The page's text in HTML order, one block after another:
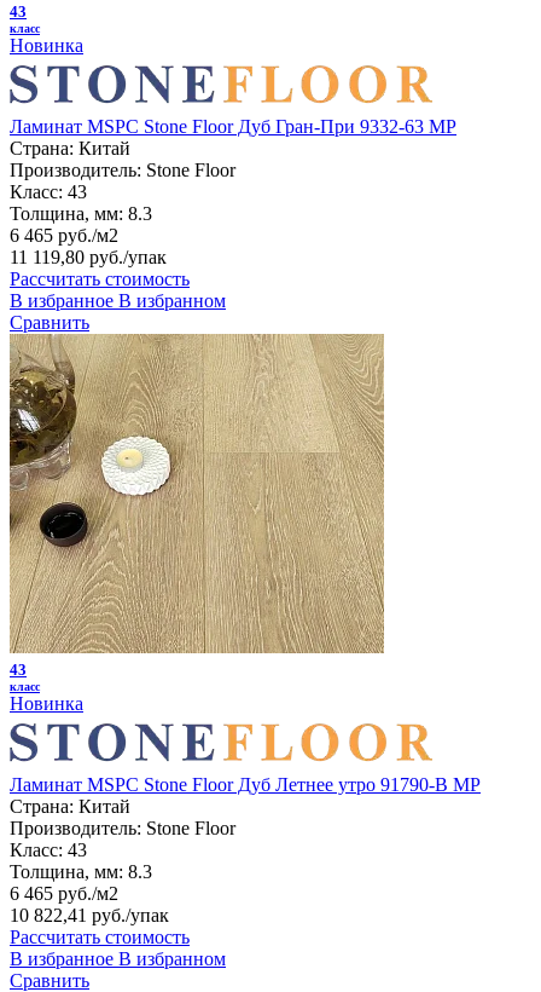
43
класс
Новинка
Ламинат MSPC Stone Floor Дуб Гран-При 9332-63 MР
Страна: Китай
Производитель: Stone Floor
Класс: 43
Толщина, мм: 8.3
6 465 руб./м2
11 119,80 руб./упак
Рассчитать стоимость
В избранное В избранном
Сравнить
43
класс
Новинка
Ламинат MSPC Stone Floor Дуб Летнее утро 91790-B MP
Страна: Китай
Производитель: Stone Floor
Класс: 43
Толщина, мм: 8.3
6 465 руб./м2
10 822,41 руб./упак
Рассчитать стоимость
В избранное В избранном
Сравнить